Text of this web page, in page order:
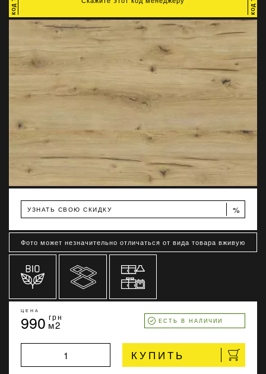
УЗНАТЬ СВОЮ СКИДКУ %
Фото может незначительно отличаться от вида товара вживую
ЦЕНА
990 грн
м2 ЕСТЬ В НАЛИЧИИ
КУПИТЬ